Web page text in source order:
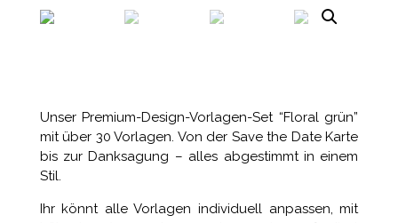
Unser Premium-Design-Vorlagen-Set “Floral grün”
mit über 30 Vorlagen. Von der Save the Date Karte
bis zur Danksagung – alles abgestimmt in einem
Stil.
Ihr könnt alle Vorlagen individuell anpassen, mit